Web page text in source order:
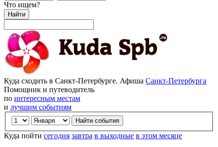
Что ищем?
Найти
Куда сходить в Санкт-Петербурге. Афиша Санкт-Петербурга
Помощник и путеводитель
по интересным местам
и лучшим событиям
Куда пойти сегодня завтра в выходные в этом месяце